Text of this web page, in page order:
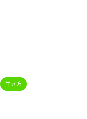
生き方